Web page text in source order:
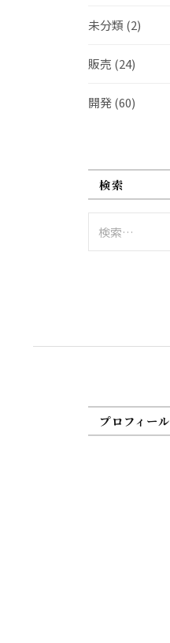
未分類 (2)
販売 (24)
開発(60)
検索
索:
プロフィール